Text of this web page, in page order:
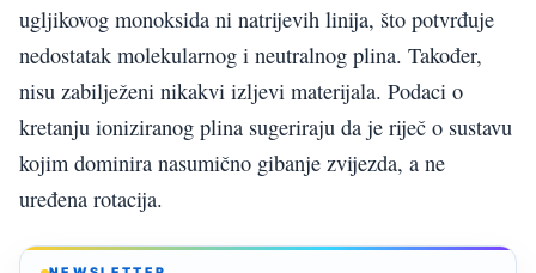
ugljikovog monoksida ni natrijevih linija, što potvrđuje
nedostatak molekularnog i neutralnog plina. Također,
nisu zabilježeni nikakvi izljevi materijala. Podaci o
kretanju ioniziranog plina sugeriraju da je riječ o sustavu
kojim dominira nasumično gibanje zvijezda, a ne
uređena rotacija.